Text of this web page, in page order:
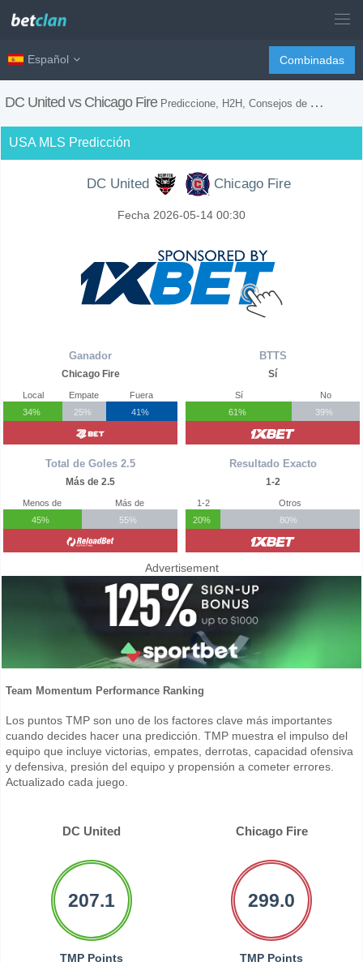
Español Combinadas
DC United vs Chicago Fire Prediccione, H2H, Consejos de Apuestas y Previsión del Partido
USA MLS Predicción
DC United Chicago Fire
Fecha 2026-05-14 00:30
Ganador
Chicago Fire
Local
34%
Empate
25%
Fuera
41%
Total de Goles 2.5
Más de 2.5
Menos de
45%
Más de
55%
BTTS
Sí
Sí
61%
No
39%
Resultado Exacto
1-2
1-2
20%
Otros
80%
Advertisement
Team Momentum Performance Ranking
Los puntos TMP son uno de los factores clave más importantes
cuando decides hacer una predicción. TMP muestra el impulso del
equipo que incluye victorias, empates, derrotas, capacidad ofensiva
y defensiva, presión del equipo y propensión a cometer errores.
Actualizado cada juego.
DC United Chicago Fire
207.1
TMP Points
299.0
TMP Points